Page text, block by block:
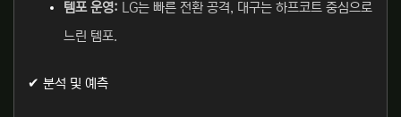
템포 운영: LG는 빠른 전환 공격, 대구는 하프코트 중심으로
느린 템포.
✔ 분석 및 예측